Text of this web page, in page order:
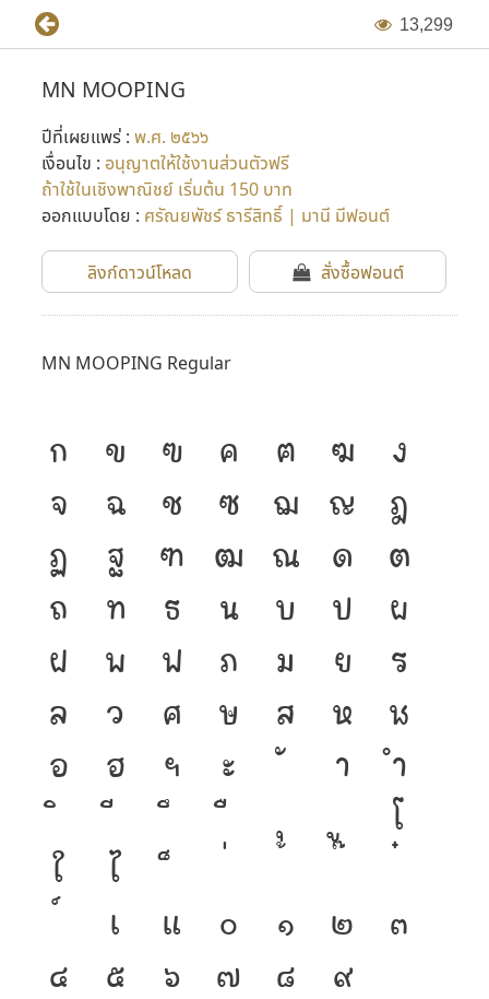
13,299
MN MOOPING
ปีที่เผยแพร่ : พ.ศ. ๒๕๖๖
เงื่อนไข : อนุญาตให้ใช้งานส่วนตัวฟรี
ถ้าใช้ในเชิงพาณิชย์ เริ่มต้น 150 บาท
ออกแบบโดย : ศรัณยพัชร์ ธารีสิทธิ์ | มานี มีฟอนต์
ลิงก์ดาวน์โหลด สั่งซื้อฟอนต์
MN MOOPING Regular
ก ข ฃ ค ฅ ฆ
ง
จ
ฉ ช ซ ฌ ญ
ฎ
ฏ
ฐ ฑ ฒ ณ ด
ต
ถ
ท ธ น บ ป
ผ
ฝ
พ ฟ ภ ม ย
ร
ล
ว ศ ษ ส ห
ฬ
อ
ฮ ฯ ะ า
ำ
โ
ใ
ไ
เ
แ ๐ ๑ ๒
๓
๔
๕ ๖ ๗ ๘ ๙